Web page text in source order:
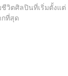
ชีวิตศิลปินที่เริ่มตั้งแต่
กที่สุด